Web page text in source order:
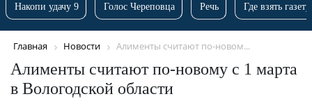
Накопи удачу 9 Голос Череповца Речь Где взять
Главная Новости Алименты считают по-новом...
Алименты считают по-новому с 1 марта
в Вологодской области